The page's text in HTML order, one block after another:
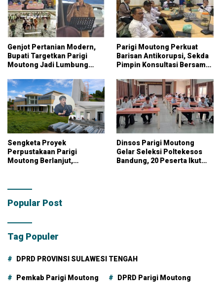
Genjot Pertanian Modern,
Bupati Targetkan Parigi
Moutong Jadi Lumbung
Parigi Moutong Perkuat
Barisan Antikorupsi, Sekda
Pimpin Konsultasi Bersama
Sengketa Proyek
Perpustakaan Parigi
Moutong Berlanjut,
dengan Dana Pribadi
Dinsos Parigi Moutong
Gelar Seleksi Poltekesos
Bandung, 20 Peserta Ikut
Popular Post
Tag Populer
DPRD PROVINSI SULAWESI TENGAH
Pemkab Parigi Moutong DPRD Parigi Moutong